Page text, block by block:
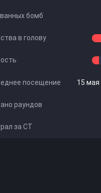
бомб
в голову
посещение 15 мая
раундов
за CT